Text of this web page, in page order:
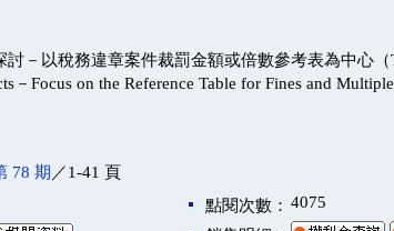
－以稅務違章案件裁罰金額或倍數參考表為中心（
－Focus on the Reference Table for Fines and
78 期 ／1-41 頁
點閱次數： 4075